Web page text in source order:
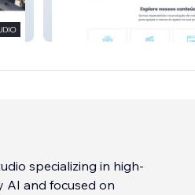
AI and focused on